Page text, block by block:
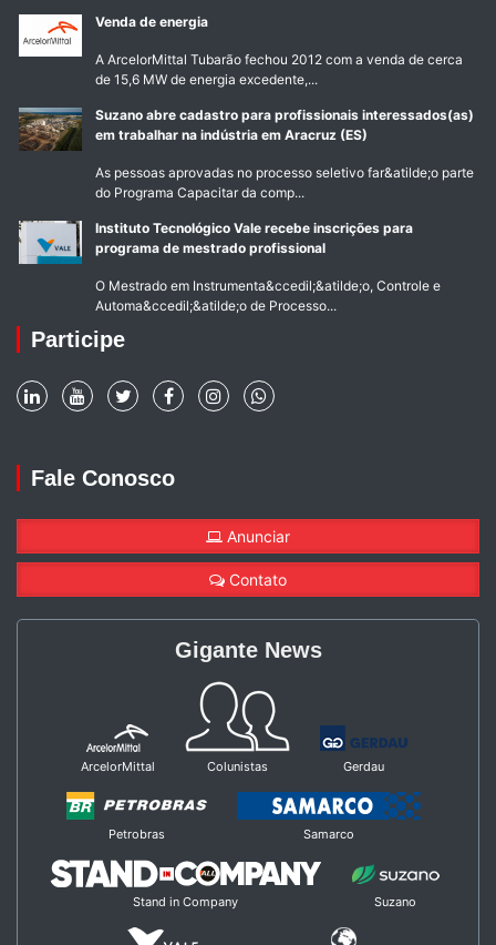
Venda de energia
A ArcelorMittal Tubarão fechou 2012 com a venda de cerca
de 15,6 MW de energia excedente,...
Suzano abre cadastro para profissionais interessados(as)
em trabalhar na indústria em Aracruz (ES)
As pessoas aprovadas no processo seletivo far&atilde;o parte
do Programa Capacitar da comp...
Instituto Tecnológico Vale recebe inscrições para
programa de mestrado profissional
O Mestrado em Instrumenta&ccedil;&atilde;o, Controle e
Automa&ccedil;&atilde;o de Processo...
Participe
Fale Conosco
Anunciar
Contato
Gigante News
ArcelorMittal Colunistas Gerdau
Petrobras Samarco
Stand in Company Suzano